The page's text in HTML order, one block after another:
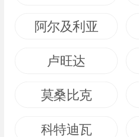
阿尔及利亚
卢旺达
莫桑比克
科特迪瓦